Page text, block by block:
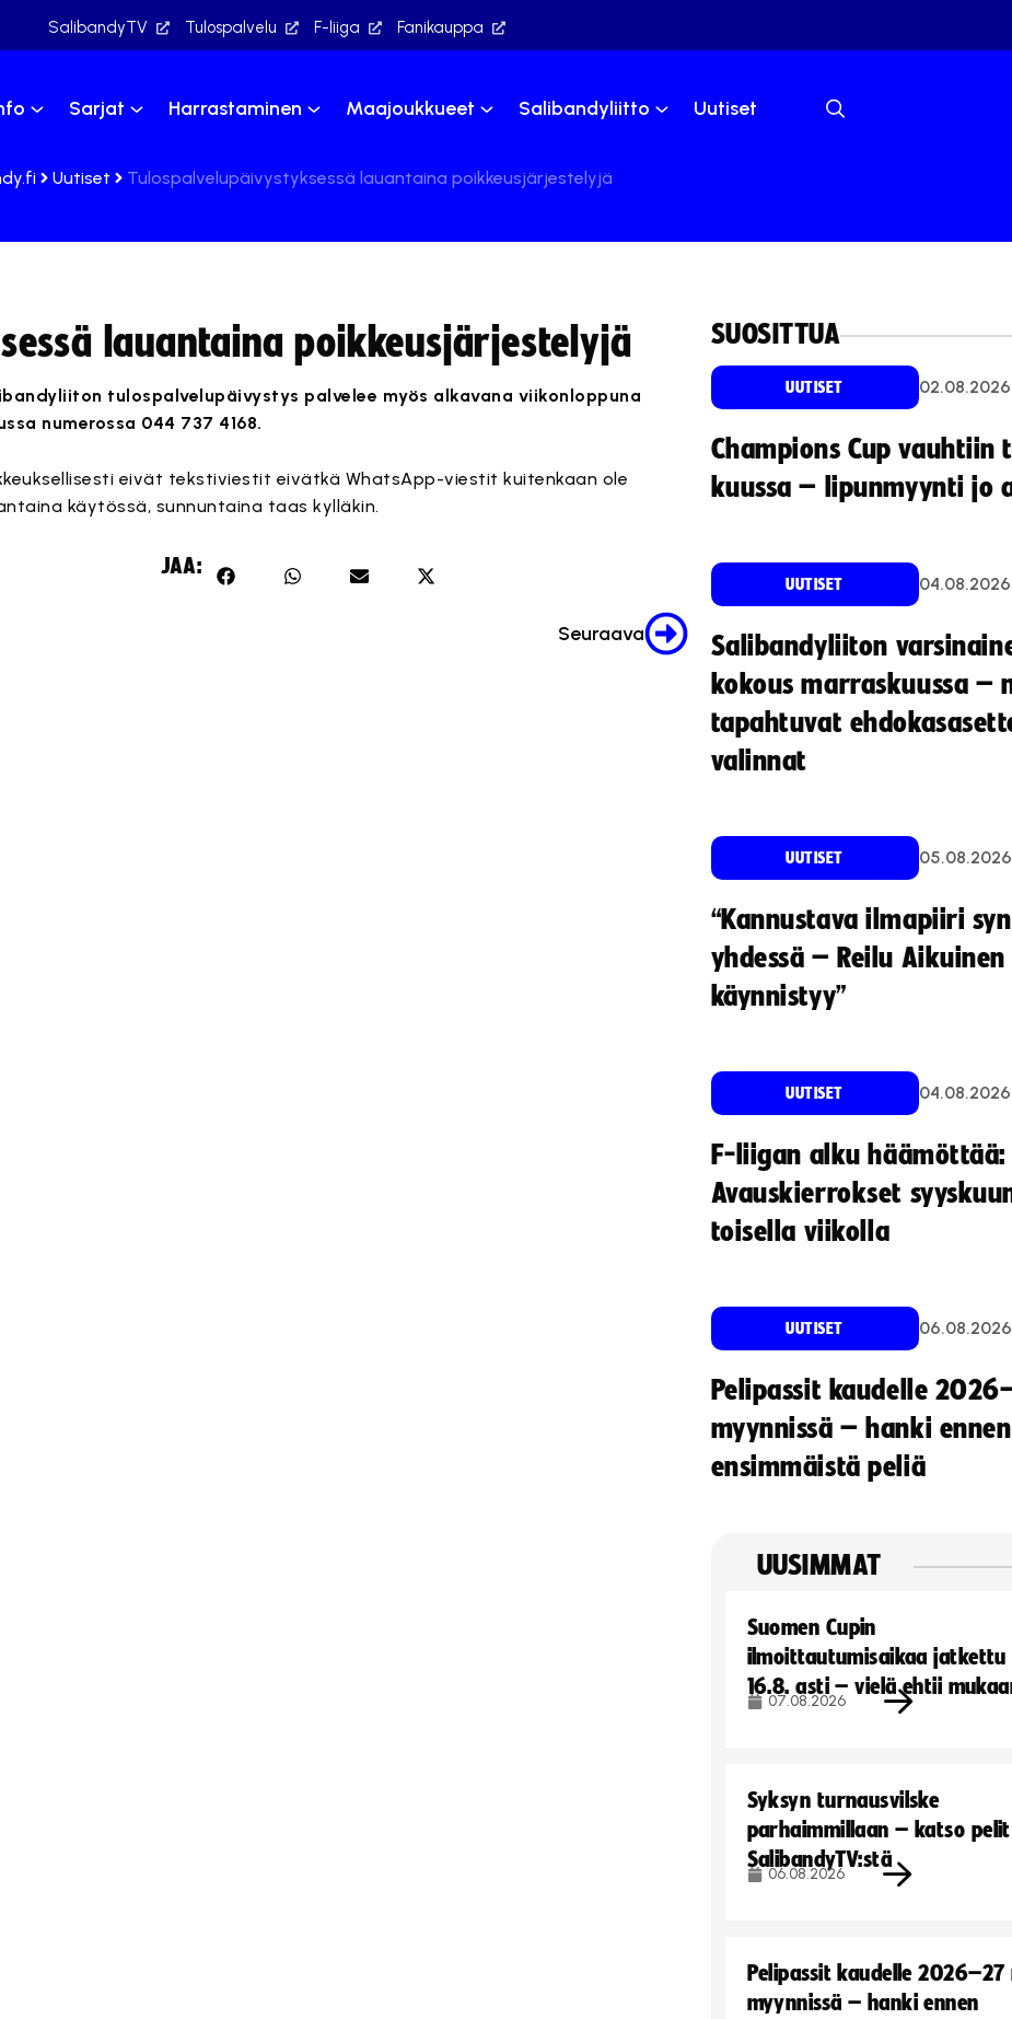
SalibandyTV Tulospalvelu F-liiga Fanikauppa
Sarjat Harrastaminen Maajoukkueet Salibandyliitto Uutiset
Uutiset Tulospalvelupäivystyksessä lauantaina poikkeusjärjestelyjä
lauantaina poikkeusjärjestelyjä
tulospalvelupäivystys palvelee myös alkavana viikonloppuna
numerossa 044 737 4168.
eivät tekstiviestit eivätkä WhatsApp-viestit kuitenkaan ole
käytössä, sunnuntaina taas kylläkin.
JAA:
Seuraava
SUOSITTUA
UUTISET 02.08.2026
Champions Cup vauhtiin
kuussa – lipunmyynti jo
UUTISET 04.08.2026
Salibandyliiton
kokous marraskuussa –
tapahtuvat
valinnat
UUTISET 05.08.2026
“Kannustava ilmapiiri
yhdessä – Reilu
käynnistyy”
UUTISET 04.08.2026
F-liigan alku häämöttää:
Avauskierrokset
toisella viikolla
UUTISET 06.08.2026
Pelipassit kaudelle
myynnissä – hanki ennen
ensimmäistä peliä
UUSIMMAT
Suomen Cupin
ilmoittautumisaikaa jatkettu
16.8. asti – vielä ehtii
07.08.2026
Syksyn turnausvilske
parhaimmillaan – katso pelit
SalibandyTV:stä
06.08.2026
Pelipassit kaudelle
myynnissä – hanki ennen